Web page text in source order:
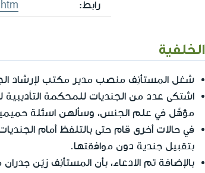
رابط:
الخلفية
شغل المستأنِف منصب مدير مكتب لإرشاد
اشتكى عدد من الجنديات للمحكمة
مؤهَّل في علم الجنس، وسألهن اسئلة
في حالات أخرى قام حتى بالتلفظ أمام
بتقبيل جندية دون موافقتها.
بالإضافة تم الادعاء، بأن المستأنِف زيّن